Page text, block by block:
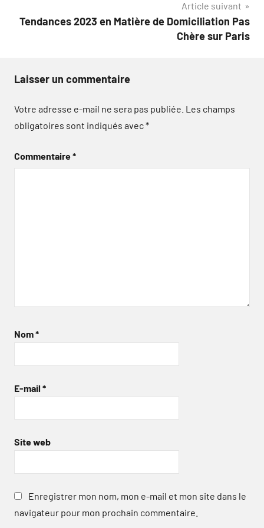
Article suivant
Tendances 2023 en Matière de Domiciliation Pas
Chère sur Paris
Laisser un commentaire
Votre adresse e-mail ne sera pas publiée. Les champs
obligatoires sont indiqués avec*
Commentaire*
Nom*
E-mail *
Site web
Enregistrer mon nom, mon e-mail et mon site dans le
navigateur pour mon prochain commentaire.